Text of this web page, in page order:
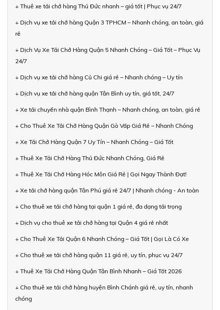
+ Thuê xe tải chở hàng Thủ Đức nhanh – giá tốt | Phục vụ 24/7
+ Dịch vụ xe tải chở hàng Quận 3 TPHCM – Nhanh chóng, an toàn, giá
rẻ
+ Dịch Vụ Xe Tải Chở Hàng Quận 5 Nhanh Chóng – Giá Tốt – Phục Vụ
24/7
+ Dịch vụ xe tải chở hàng Củ Chi giá rẻ – Nhanh chóng – Uy tín
+ Dịch vụ xe tải chở hàng quận Tân Bình uy tín, giá tốt, 24/7
+ Xe tải chuyển nhà quận Bình Thạnh – Nhanh chóng, an toàn, giá rẻ
+ Cho Thuê Xe Tải Chở Hàng Quận Gò Vấp Giá Rẻ – Nhanh Chóng
+ Xe Tải Chở Hàng Quận 7 Uy Tín – Nhanh Chóng – Giá Tốt
+ Thuê Xe Tải Chở Hàng Thủ Đức Nhanh Chóng, Giá Rẻ
+ Thuê Xe Tải Chở Hàng Hóc Môn Giá Rẻ | Gọi Ngay Thành Đạt!
+ Xe tải chở hàng quận Tân Phú giá rẻ 24/7 | Nhanh chóng - An toàn
+ Cho thuê xe tải chở hàng tại quận 1 giá rẻ, đa dạng tải trọng
+ Dịch vụ cho thuê xe tải chở hàng tại Quận 4 giá rẻ nhất
+ Cho Thuê Xe Tải Quận 6 Nhanh Chóng – Giá Tốt | Gọi Là Có Xe
+ Cho thuê xe tải chở hàng quận 11 giá rẻ, uy tín, phục vụ 24/7
+ Thuê Xe Tải Chở Hàng Quận Tân Bình Nhanh – Giá Tốt 2026
+ Cho thuê xe tải chở hàng huyện Bình Chánh giá rẻ, uy tín, nhanh
chóng